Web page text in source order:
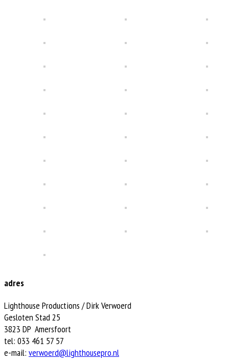
adres
Lighthouse Productions / Dirk Verwoerd
Gesloten Stad 25
3823 DP Amersfoort
tel: 033 461 57 57
e-mail: verwoerd@lighthousepro.nl